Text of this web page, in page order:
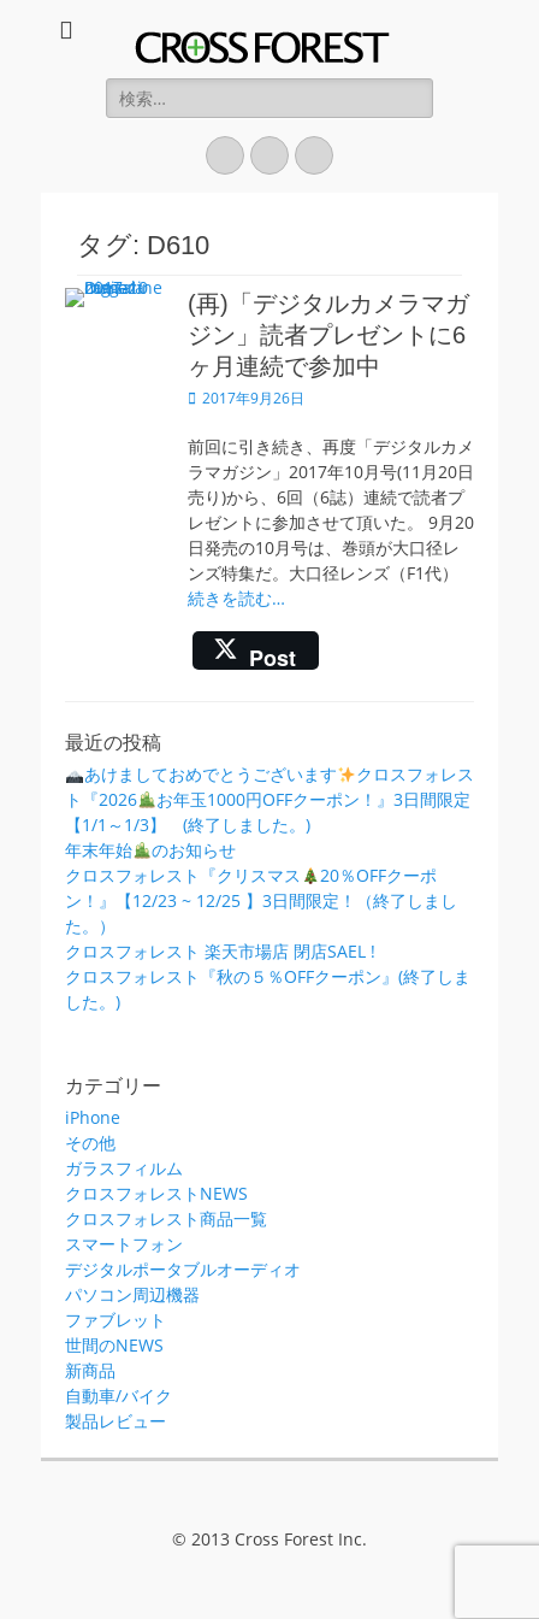
CROSS FOREST
デジタルとアナログの素敵な融合を
検
索:
TwitterInstagram
カ
ゴ
タグ: D610
(再)「デジタルカメラマガ
ジン」読者プレゼントに6
ヶ月連続で参加中
投
日
2017年9月26日
前回に引き続き、再度「デジタルカメ
ラマガジン」2017年10月号(11月20日
売り)から、6回（6誌）連続で読者プ
レゼントに参加させて頂いた。 9月20
日発売の10月号は、巻頭が大口径レ
ンズ特集だ。大口径レンズ（F1代）
続きを読む…
Post
最近の投稿
あけましておめでとうございます
クロスフォレス
ト『2026
お年玉1000円OFFクーポン！』3日間限定
【1/1～1/3】 (終了しました。)
年末年始
のお知らせ
クロスフォレスト『クリスマス
20％OFFクーポ
ン！』【12/23 ~ 12/25 】3日間限定！（終了しまし
た。）
クロスフォレスト 楽天市場店 閉店SAEL !
クロスフォレスト『秋の５％OFFクーポン』(終了しま
した。)
カテゴリー
iPhone
その他
ガラスフィルム
クロスフォレストNEWS
クロスフォレスト商品一覧
スマートフォン
デジタルポータブルオーディオ
パソコン周辺機器
ファブレット
世間のNEWS
新商品
自動車/バイク
製品レビュー
© 2013 Cross Forest Inc.